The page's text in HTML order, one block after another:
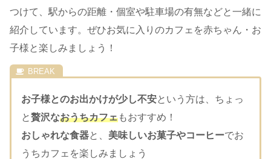
つけて、駅からの距離・個室や駐車場の有無などと一緒に
紹介しています。ぜひお気に入りのカフェを赤ちゃん・お
子様と楽しみましょう！
お子様とのお出かけが少し不安という方は、ちょっ
と贅沢なおうちカフェもおすすめ！
おしゃれな食器と、 美味しいお菓子やコーヒーでお
うちカフェを楽しみましょう